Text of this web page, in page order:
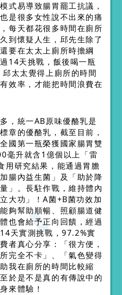
式易導致腸胃罷工抗議，
是很多女性說不出來的痛
每天都花很多時間在廁所
到懷疑人生，邱先生除了
要在太太上廁所時擔綱
14天挑戰，飯後喝一瓶
太太覺得上廁所的時間
效率，才能把時間浪費在
，統一AB原味優酪乳是
章的優酪乳，截至目前，
國第一瓶榮獲國家腸胃雙
毫升就含1億個以上「雷
用研究結果，能通過胃膽
腸內益生菌」及「助於降
」。長駐作戰，維持體內
大功」！A菌+B菌功效加
夠幫助順暢、照顧腸道健
也會給予正向回饋，經過
天實測挑戰，97.2%實
者真心分享：「很方便，
完全不卡」、「氣色變得
我在廁所的時間比較縮
於是不是真的有傳說中的
來體驗！